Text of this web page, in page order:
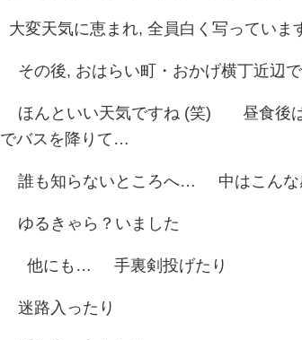
大変天気に恵まれ, 全員白く写ってい
その後, おはらい町・おかげ横丁近辺
ほんといい天気ですね (笑) 昼食後は
でバスを降りて…
誰も知らないところへ… 中はこんな
ゆるきゃら？いました
他にも… 手裏剣投げたり
迷路入ったり